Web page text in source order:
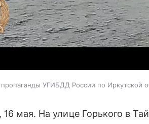
УГИБДД России по Иркутской
16 мая. На улице Горького в